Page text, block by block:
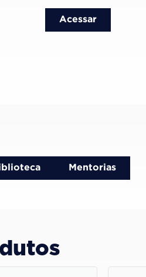
Acessar
Mentorias